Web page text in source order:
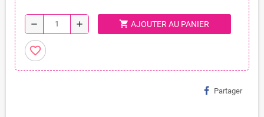
remove add shopping_cart AJOUTER AU PANIER
favorite_border
Partager